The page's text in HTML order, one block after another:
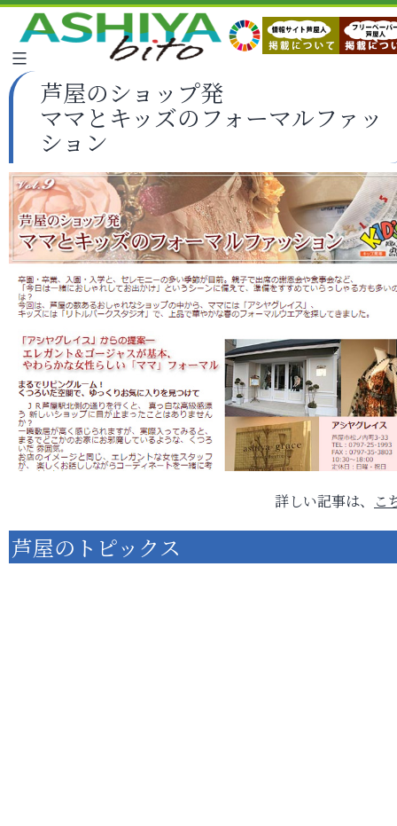
芦屋のショップ発
ママとキッズのフォーマルファッ
ション
詳しい記事は、 こ
芦屋のトピックス